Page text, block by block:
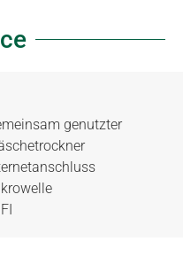
genutzter